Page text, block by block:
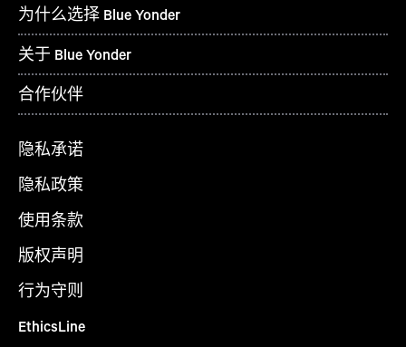
为什么选择 Blue Yonder
关于 Blue Yonder
合作伙伴
隐私承诺
隐私政策
使用条款
版权声明
行为守则
EthicsLine